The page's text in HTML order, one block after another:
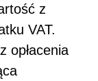
z
VAT.
opłacenia